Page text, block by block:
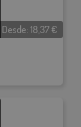
Desde:18,37€